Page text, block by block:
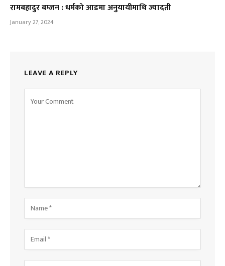
रामबहादुर बम्जन : धर्मको आडमा अनुयायीमाथि ज्यादती
January 27, 2024
LEAVE A REPLY